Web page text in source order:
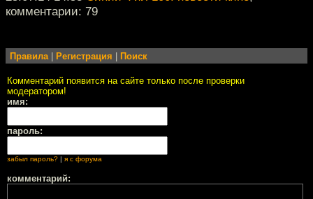
комментарии: 79
Правила| Регистрация Поиск
Комментарий появится на сайте только после проверки
модератором!
имя:
пароль:
забыл пароль? | я с форума
комментарий: